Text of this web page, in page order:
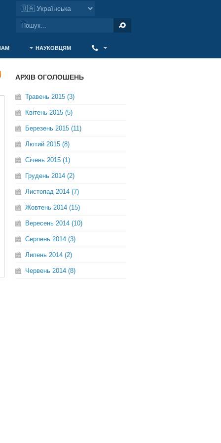
НАУКОВЦЯМ
АРХІВ ОГОЛОШЕНЬ
Травень 2015 (3)
Квітень 2015 (5)
Березень 2015 (11)
Лютий 2015 (8)
Січень 2015 (1)
Грудень 2014 (2)
Листопад 2014 (7)
Жовтень 2014 (15)
Вересень 2014 (10)
Серпень 2014 (3)
Липень 2014 (2)
Червень 2014 (8)